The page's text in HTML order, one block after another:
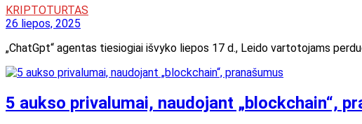
KRIPTOTURTAS
26 liepos, 2025
„ChatGpt“ agentas tiesiogiai išvyko liepos 17 d., Leido vartotojams
5 aukso privalumai, naudojant „blockchain“,